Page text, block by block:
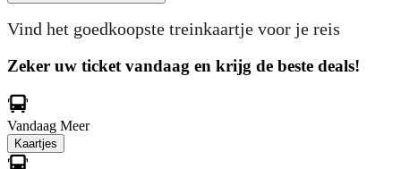
Vind het goedkoopste treinkaartje voor je reis
Zeker uw ticket vandaag en krijg de beste deals!
Vandaag Meer
Kaartjes